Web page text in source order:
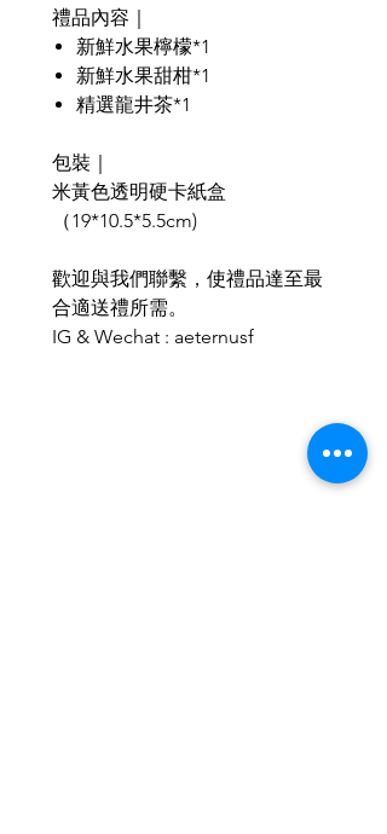
禮品內容｜
新鮮水果檸檬*1
新鮮水果甜柑*1
精選龍井茶*1
包裝｜
米黃色透明硬卡紙盒
（19*10.5*5.5cm)
歡迎與我們聯繫，使禮品達至最
合適送禮所需。
IG & Wechat : aeternusf